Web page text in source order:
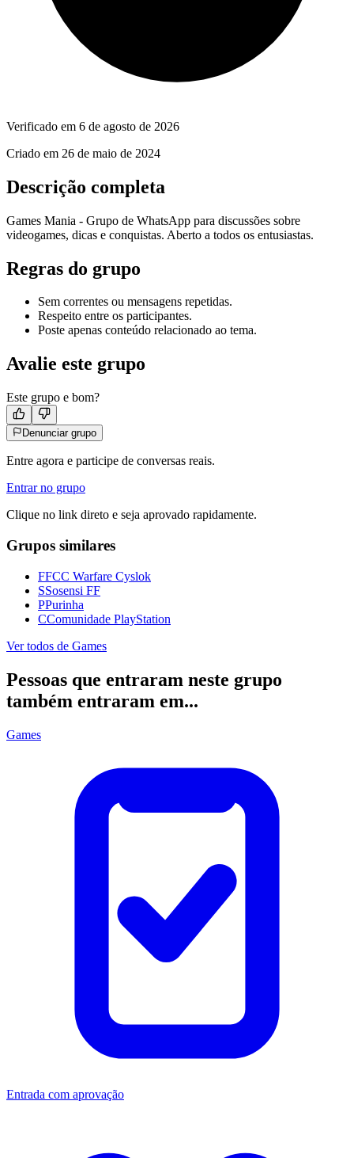
Verificado em 6 de agosto de 2026
Criado em 26 de maio de 2024
Descrição completa
Games Mania - Grupo de WhatsApp para discussões sobre
videogames, dicas e conquistas. Aberto a todos os entusiastas.
Regras do grupo
Sem correntes ou mensagens repetidas.
Respeito entre os participantes.
Poste apenas conteúdo relacionado ao tema.
Avalie este grupo
Este grupo e bom?
Denunciar grupo
Entre agora e participe de conversas reais.
Entrar no grupo
Clique no link direto e seja aprovado rapidamente.
Grupos similares
FFCC Warfare Cyslok
SSosensi FF
PPurinha
CComunidade PlayStation
Ver todos de Games
Pessoas que entraram neste grupo
também entraram em...
Games
Entrada com aprovação